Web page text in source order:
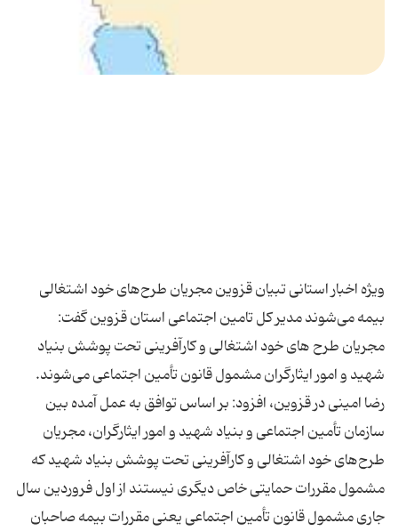
ویژه اخبار استانی تبیان قزوین مجریان طرح‌های خود اشتغالی
بیمه می‌شوند مدیر كل تامین اجتماعی استان قزوین گفت:
مجریان طرح های خود اشتغالی و كارآفرینی تحت پوشش بنیاد
شهید و امور ایثارگران مشمول قانون تأمین اجتماعی می‌شوند.
رضا امینی در قزوین، افزود: بر اساس توافق به عمل آمده بین
سازمان تأمین اجتماعی و بنیاد شهید و امور ایثارگران، مجریان
طرح‌های خود اشتغالی و كارآفرینی تحت پوشش بنیاد شهید كه
مشمول مقررات حمایتی خاص دیگری نیستند از اول فروردین سال
جاری مشمول قانون تأمین اجتماعی یعنی مقررات بیمه صاحبان